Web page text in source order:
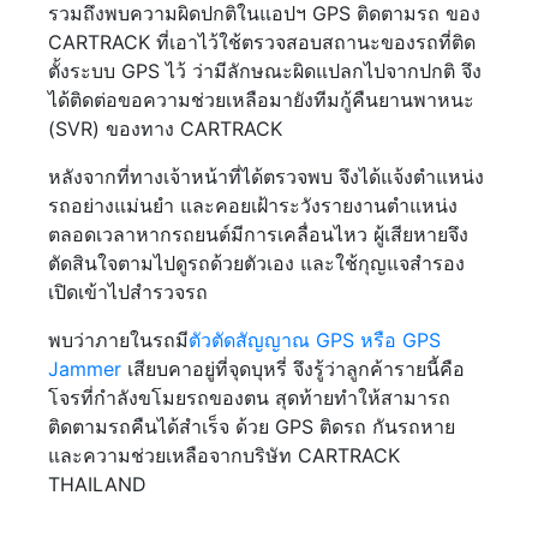
รวมถึงพบความผิดปกติในแอปฯ GPS ติดตามรถ ของ
CARTRACK ที่เอาไว้ใช้ตรวจสอบสถานะของรถที่ติด
ตั้งระบบ GPS ไว้ ว่ามีลักษณะผิดแปลกไปจากปกติ จึง
ได้ติดต่อขอความช่วยเหลือมายังทีมกู้คืนยานพาหนะ
(SVR) ของทาง CARTRACK
หลังจากที่ทางเจ้าหน้าที่ได้ตรวจพบ จึงได้แจ้งตำแหน่ง
รถอย่างแม่นยำ และคอยเฝ้าระวังรายงานตำแหน่ง
ตลอดเวลาหากรถยนต์มีการเคลื่อนไหว ผู้เสียหายจึง
ตัดสินใจตามไปดูรถด้วยตัวเอง และใช้กุญแจสำรอง
เปิดเข้าไปสำรวจรถ
พบว่าภายในรถมีตัวตัดสัญญาณ GPS หรือ GPS
Jammer เสียบคาอยู่ที่จุดบุหรี่ จึงรู้ว่าลูกค้ารายนี้คือ
โจรที่กำลังขโมยรถของตน สุดท้ายทำให้สามารถ
ติดตามรถคืนได้สำเร็จ ด้วย GPS ติดรถ กันรถหาย
และความช่วยเหลือจากบริษัท CARTRACK
THAILAND